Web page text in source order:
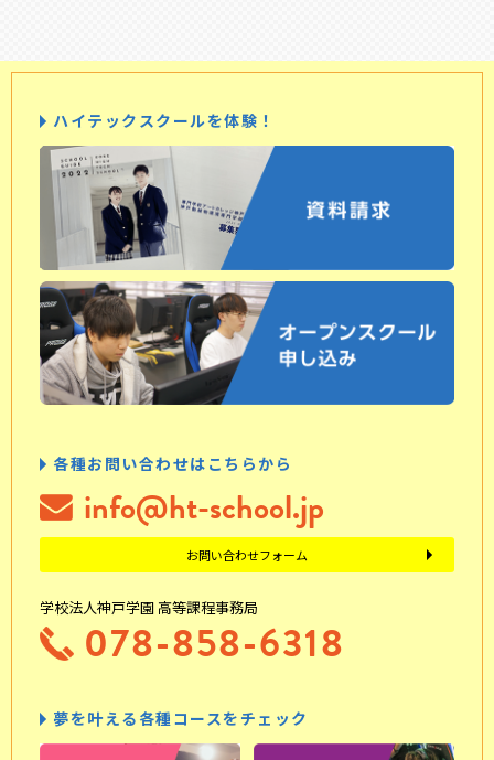
ハイテックスクールを体験！
各種お問い合わせはこちらから
info@ht-school.jp
お問い合わせフォーム
学校法人神戸学園 高等課程事務局
078-858-6318
夢を叶える各種コースをチェック